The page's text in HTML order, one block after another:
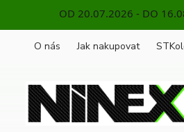
OD 20.07.2026 - DO
O nás Jak nakupovat